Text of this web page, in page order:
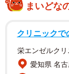
まいどな
クリニックで
栄エンゼルクリ
愛知県 名